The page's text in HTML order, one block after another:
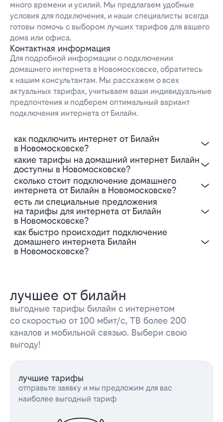
много времени и усилий. Мы предлагаем удобные
условия для подключения, и наши специалисты всегда
готовы помочь с выбором лучших тарифов для вашего
дома или офиса.
Контактная информация
Для подробной информации о подключении
домашнего интернета в Новомосковске, обратитесь
к нашим консультантам. Мы расскажем о всех
актуальных тарифах, учитываем ваши индивидуальные
предпочтения и подберем оптимальный вариант
подключения интернета от Билайн.
Как подключить интернет от Билайн
в Новомосковске?
Какие тарифы на домашний интернет Билайн
доступны в Новомосковске?
Сколько стоит подключение домашнего
интернета от Билайн в Новомосковске?
Есть ли специальные предложения
на тарифы для интернета от Билайн
в Новомосковске?
Как быстро происходит подключение
домашнего интернета Билайн
в Новомосковске?
лучшее от билайн
выгодные тарифы билайн с интернетом
со скоростью от 100 мбит/с, ТВ более 200
каналов и мобильной связью. Выбери свою
выгоду!
лучшие тарифы
отправьте заявку и мы предложим для вас
наиболее выгодный тариф